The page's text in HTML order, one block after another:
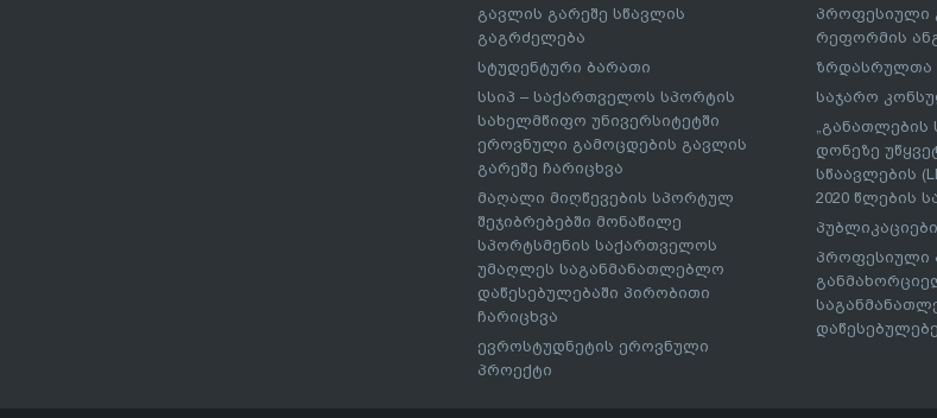
გავლის გარეშე სწავლის
გაგრძელება
სტუდენტური ბარათი
სსიპ – საქართველოს სპორტის
სახელმწიფო უნივერსიტეტში
ეროვნული გამოცდების გავლის
გარეშე ჩარიცხვა
მაღალი მიღწევების სპორტულ
შეჯიბრებებში მონაწილე
სპორტსმენის საქართველოს
უმაღლეს საგანმანათლებლო
დაწესებულებაში პირობითი
ჩარიცხვა
ევროსტუდნეტის ეროვნული
პროექტი
პროფესიული
რეფორმის
ზრდასრულთა
საჯარო
„განათლების
დონეზე
სწაავლების
2020 წლების
პუბლიკაციები
პროფესიული